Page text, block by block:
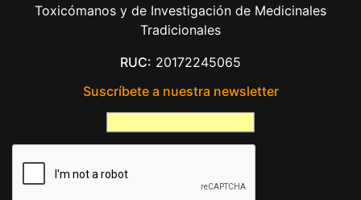
Toxicómanos y de Investigación de Medicinales
Tradicionales
RUC: 20172245065
Suscríbete a nuestra newsletter